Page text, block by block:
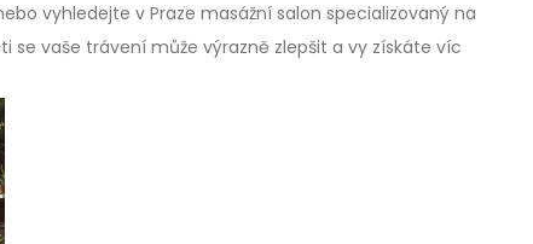
vyhledejte v Praze masážní salon specializovaný na
vaše trávení může výrazně zlepšit a vy získáte víc